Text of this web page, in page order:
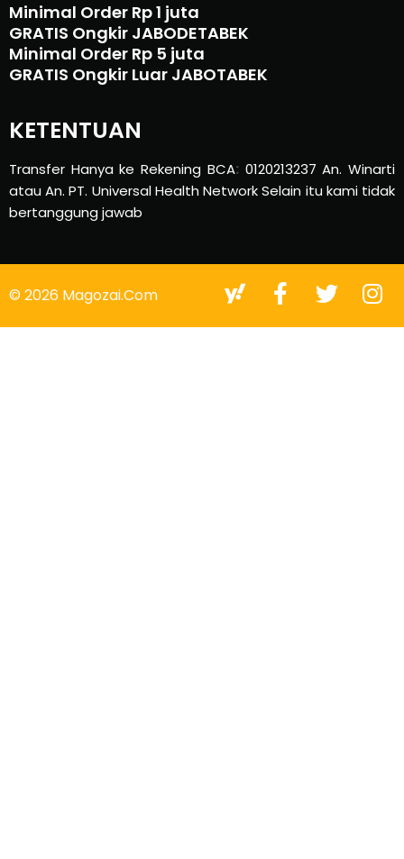
Minimal Order Rp 1 juta
GRATIS Ongkir JABODETABEK
Minimal Order Rp 5 juta
GRATIS Ongkir Luar JABOTABEK
KETENTUAN
Transfer Hanya ke Rekening BCA:0120213237 An. Winarti
atau An. PT. Universal Health Network Selain itu kami tidak
bertanggung jawab
© 2026 Magozai.com